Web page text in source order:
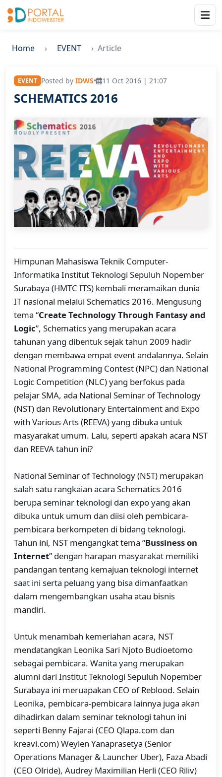
Home EVENT Article
EVENT Posted by IDWS• 11 Oct 2016 | 21:07
SCHEMATICS 2016
Himpunan Mahasiswa Teknik Computer-
Informatika Institut Teknologi Sepuluh Nopember
Surabaya (HMTC ITS) kembali meramaikan dunia
IT nasional melalui Schematics 2016. Mengusung
tema “Create Technology Through Fantasy and
Logic”, Schematics yang merupakan acara
tahunan yang dibentuk sejak tahun 2009 hadir
dengan membawa empat event andalannya. Selain
National Programming Contest (NPC) dan National
Logic Competition (NLC) yang berfokus pada
pelajar SMA, ada National Seminar of Technology
(NST) dan Revolutionary Entertainment and Expo
with Various Arts (REEVA) yang dibuka untuk
masyarakat umum. Lalu, seperti apakah acara NST
dan REEVA tahun ini?
National Seminar of Technology (NST) merupakan
salah satu rangkaian acara Schematics 2016
berupa seminar teknologi dan expo yang akan
dibuka untuk umum dan diisi oleh pembicara-
pembicara berkompeten di bidang teknologi.
Tahun ini, NST mengangkat tema “Bussiness on
Internet” dengan harapan masyarakat memiliki
pandangan tentang kemajuan teknologi internet
saat ini serta peluang yang bisa dimanfaatkan
dalam mengembangkan usaha atau bisnis
mandiri.
Untuk menambah kemeriahan acara, NST
mendatangkan Leonika Sari Njoto Budioetomo
sebagai pembicara. Wanita yang merupakan
alumni dari Institut Teknologi Sepuluh Nopember
Surabaya ini meruapakan CEO of Reblood. Selain
Leonika, pembicara-pembicara lainnya juga akan
dihadirkan dalam seminar teknologi tahun ini
seperti Benny Fajarai (CEO Qlapa.com dan
kreavi.com) Weylen Yanaprasetya (Senior
Operations Manager & Launcher Uber), Faza Abadi
(CEO Olride), Audrey Maximilian Herli (CEO Riliv)